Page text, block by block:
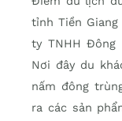
tỉnh Tiền
ty TNHH Đông
Nơi đây du
nấm đông
ra các sản